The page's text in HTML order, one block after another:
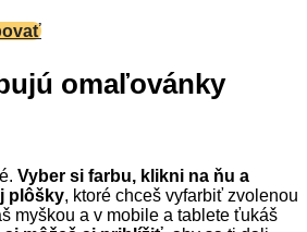
omaľovánky
Vyber si farbu, klikni na ňu a
plôšky, ktoré chceš vyfarbiť zvolenou
myškou a v mobile a tablete ťukáš